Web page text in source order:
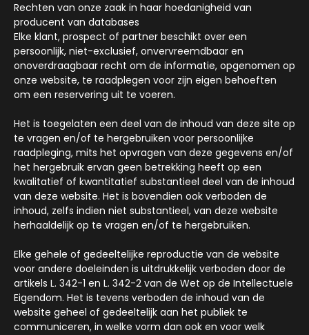
Rechten van onze zaak in haar hoedanigheid van
producent van databases
Elke klant, prospect of partner beschikt over een
persoonlijk, niet-exclusief, onvervreemdbaar en
onoverdraagbaar recht om de informatie, opgenomen op
onze website, te raadplegen voor zijn eigen behoeften
om een reservering uit te voeren.
Het is toegelaten een deel van de inhoud van deze site op
te vragen en/of te hergebruiken voor persoonlijke
raadpleging, mits het opvragen van deze gegevens en/of
het hergebruik ervan geen betrekking heeft op een
kwalitatief of kwantitatief substantieel deel van de inhoud
van deze website. Het is bovendien ook verboden de
inhoud, zelfs indien niet substantieel, van deze website
herhaaldelijk op te vragen en/of te hergebruiken.
Elke gehele of gedeeltelijke reproductie van de website
voor andere doeleinden is uitdrukkelijk verboden door de
artikels L. 342-1 en L. 342-2 van de Wet op de Intellectuele
Eigendom. Het is tevens verboden de inhoud van de
website geheel of gedeeltelijk aan het publiek te
communiceren, in welke vorm dan ook en voor welk